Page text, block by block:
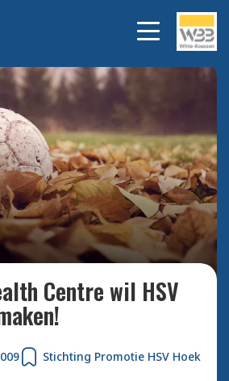
Bekijk alle foto's
Centre wil HSV
Stichting Promotie HSV Hoek